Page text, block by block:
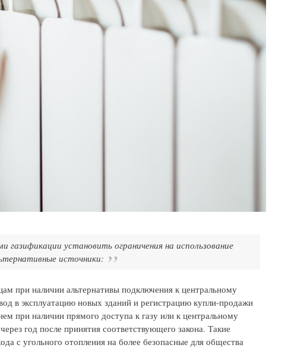
установить ограничения на использование
источники:
при наличии альтернативы подключения к центральному
в эксплуатацию новых зданий и регистрацию купли-продажи
при наличии прямого доступа к газу или к центральному
год после принятия соответствующего закона. Такие
с угольного отопления на более безопасные для общества